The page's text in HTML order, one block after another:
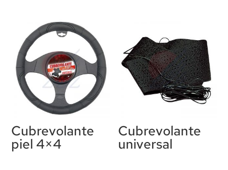
Cubrevolante
piel 4×4
Cubrevolante
universal